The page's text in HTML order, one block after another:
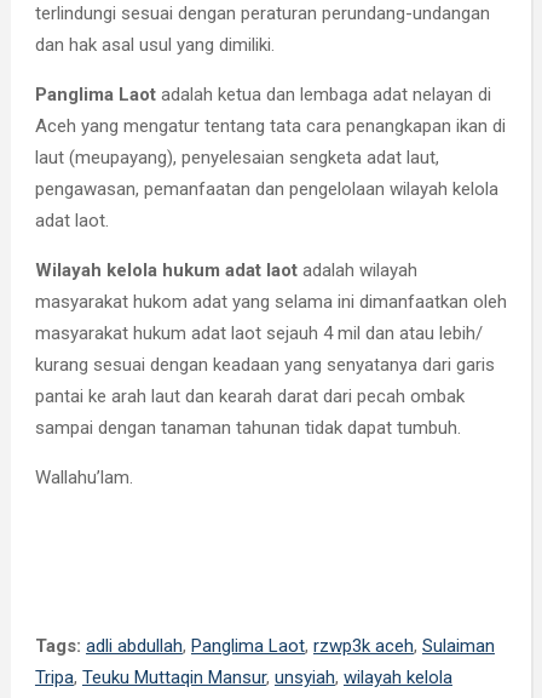
terlindungi sesuai dengan peraturan perundang-undangan
dan hak asal usul yang dimiliki.
Panglima Laotadalah ketua dan lembaga adat nelayan di
Aceh yang mengatur tentang tata cara penangkapan ikan di
laut (meupayang), penyelesaian sengketa adat laut,
pengawasan, pemanfaatan dan pengelolaan wilayah kelola
adat laot.
Wilayah kelola hukum adat laotadalah wilayah
masyarakat hukom adat yang selama ini dimanfaatkan oleh
masyarakat hukum adat laot sejauh 4 mil dan atau lebih/
kurang sesuai dengan keadaan yang senyatanya dari garis
pantai ke arah laut dan kearah darat dari pecah ombak
sampai dengan tanaman tahunan tidak dapat tumbuh.
Wallahu’lam.
Tags: adli abdullah, Panglima Laot, rzwp3k aceh, Sulaiman
Tripa, Teuku Muttaqin Mansur, unsyiah, wilayah kelola